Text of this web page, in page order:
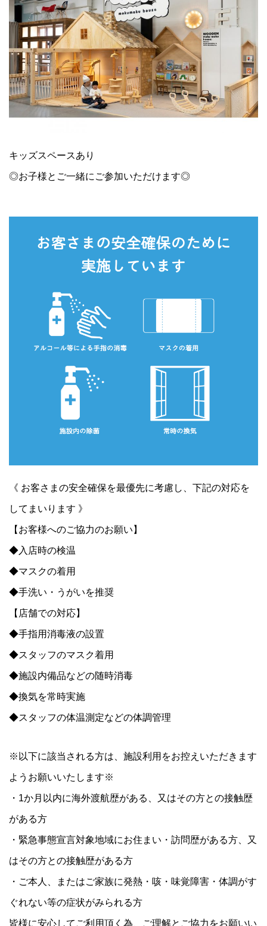
キッズスペースあり
◎お子様とご一緒にご参加いただけます◎
《 お客さまの安全確保を最優先に考慮し、下記の対応を
してまいります 》
【お客様へのご協力のお願い】
◆入店時の検温
◆マスクの着用
◆手洗い・うがいを推奨
【店舗での対応】
◆手指用消毒液の設置
◆スタッフのマスク着用
◆施設内備品などの随時消毒
◆換気を常時実施
◆スタッフの体温測定などの体調管理
※以下に該当される方は、施設利用をお控えいただきます
ようお願いいたします※
・1か月以内に海外渡航歴がある、又はその方との接触歴
がある方
・緊急事態宣言対象地域にお住まい・訪問歴がある方、又
はその方との接触歴がある方
・ご本人、またはご家族に発熱・咳・味覚障害・体調がす
ぐれない等の症状がみられる方
‪皆様に安心してご利用頂く為、ご理解とご協力をお願いい